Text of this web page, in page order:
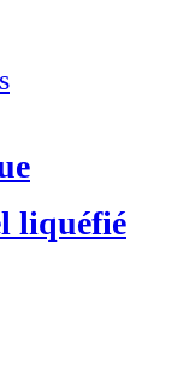
liquéfié